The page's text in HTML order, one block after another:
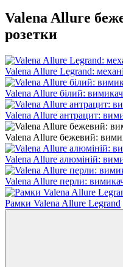
Valena Allure
розетки
Valena Allure Legrand:
Valena Allure білий:
Valena Allure антрацит:
Valena Allure бежевий:
Valena Allure алюміній:
Valena Allure перли:
Рамки Valena Allure Legrand